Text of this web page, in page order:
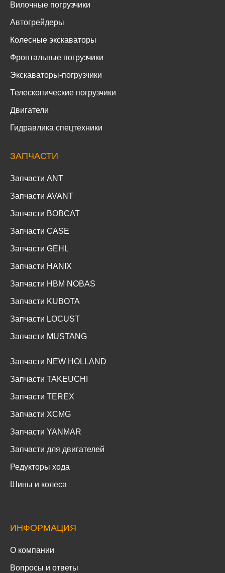
Вилочные погрузчики
Автогрейдеры
Колесные экскаваторы
Фронтальные погрузчики
Экскаваторы-погрузчики
Телескопические погрузчики
Двигатели
Гидравлика спецтехники
ЗАПЧАСТИ
Запчасти ANT
Запчасти AVANT
Запчасти BOBCAT
Запчасти CASE
Запчасти GEHL
Запчасти HANIX
Запчасти HBM NOBAS
Запчасти KUBOTA
Запчасти LOCUST
Запчасти MUSTANG
Запчасти NEW HOLLAND
Запчасти TAKEUCHI
Запчасти TEREX
Запчасти XCMG
Запчасти YANMAR
Запчасти для двигателей
Редукторы хода
Шины и колеса
ИНФОРМАЦИЯ
О компании
Вопросы и ответы